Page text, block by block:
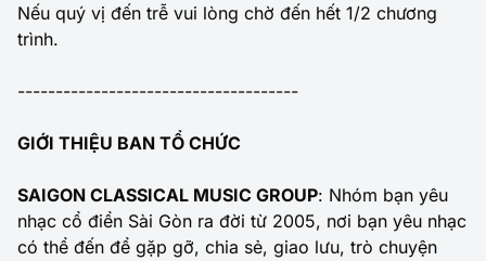
Nếu quý vị đến trễ vui lòng chờ đến hết 1/2 chương
trình.
-------------------------------------
GIỚI THIỆU BAN TỔ CHỨC
SAIGON CLASSICAL MUSIC GROUP: Nhóm bạn yêu
nhạc cổ điển Sài Gòn ra đời từ 2005, nơi bạn yêu nhạc
có thể đến để gặp gỡ, chia sẻ, giao lưu, trò chuyện